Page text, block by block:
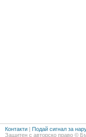
Контакти | Подай сигнал за
Защитен с авторско право ©